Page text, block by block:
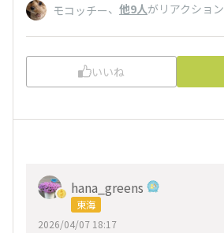
モコッチー、 他9人がリアクション
いいね
hana_greens
東海
2026/04/07 18:17